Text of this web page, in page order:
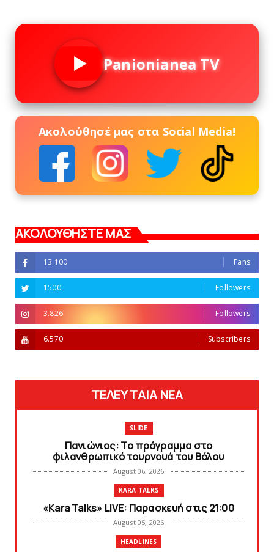
Panionianea TV
Ακολούθησέ μας στα Social Media!
ΑΚΟΛΟΥΘΗΣΤΕ ΜΑΣ
13.100 Fans
1500 Followers
3.826 Followers
6.570 Subscribers
ΤΕΛΕΥΤΑΙΑ ΝΕΑ
SLIDE
Πανιώνιoς: Tο πρόγραμμα στο
φιλανθρωπικό τουρνουά του Bόλου
August 06, 2026
KARA TALKS
«Kara Talks» LIVE: Παρασκευή στις 21:00
August 05, 2026
HEADLINES